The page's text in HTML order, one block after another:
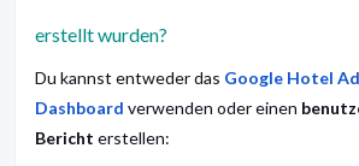
erstellt wurden?
Du kannst entweder das Google Hotel
Dashboard verwenden oder einen
Bericht erstellen: